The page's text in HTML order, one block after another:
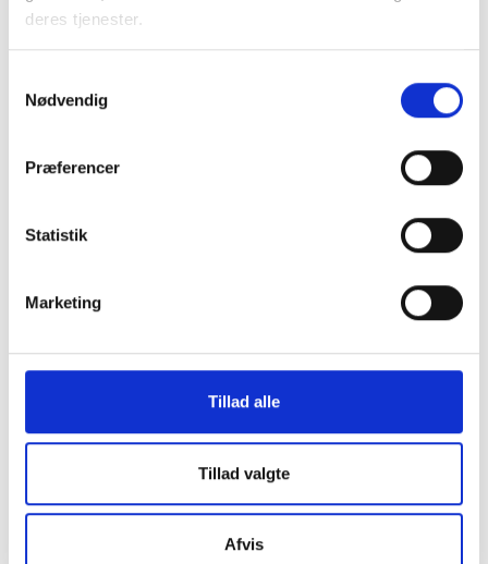
deres tjenester.
Nødvendig
Præferencer
Statistik
Marketing
Tillad alle
Tillad valgte
Afvis
Se siden om parallelsamfund